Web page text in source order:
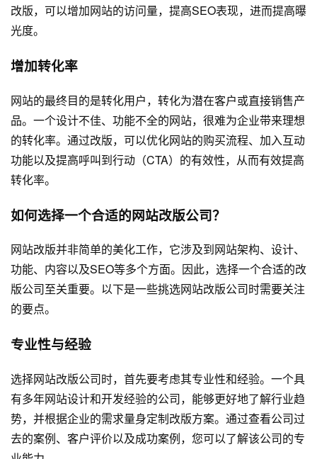
改版，可以增加网站的访问量，提高SEO表现，进而提高曝
光度。
增加转化率
网站的最终目的是转化用户，转化为潜在客户或直接销售产
品。一个设计不佳、功能不全的网站，很难为企业带来理想
的转化率。通过改版，可以优化网站的购买流程、加入互动
功能以及提高呼叫到行动（CTA）的有效性，从而有效提高
转化率。
如何选择一个合适的网站改版公司？
网站改版并非简单的美化工作，它涉及到网站架构、设计、
功能、内容以及SEO等多个方面。因此，选择一个合适的改
版公司至关重要。以下是一些挑选网站改版公司时需要关注
的要点。
专业性与经验
选择网站改版公司时，首先要考虑其专业性和经验。一个具
有多年网站设计和开发经验的公司，能够更好地了解行业趋
势，并根据企业的需求量身定制改版方案。通过查看公司过
去的案例、客户评价以及成功案例，您可以了解该公司的专